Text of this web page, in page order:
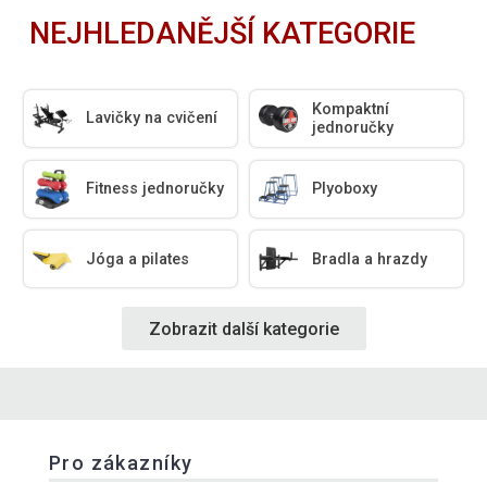
NEJHLEDANĚJŠÍ KATEGORIE
Lavičky na cvičení
Kompaktní
jednoručky
Fitness jednoručky Plyoboxy
Jóga a pilates Bradla a hrazdy
Zobrazit další kategorie
Pro zákazníky